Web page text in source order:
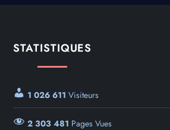
STATISTIQUES
1 026 611 Visiteurs
2 303 481 Pages Vues